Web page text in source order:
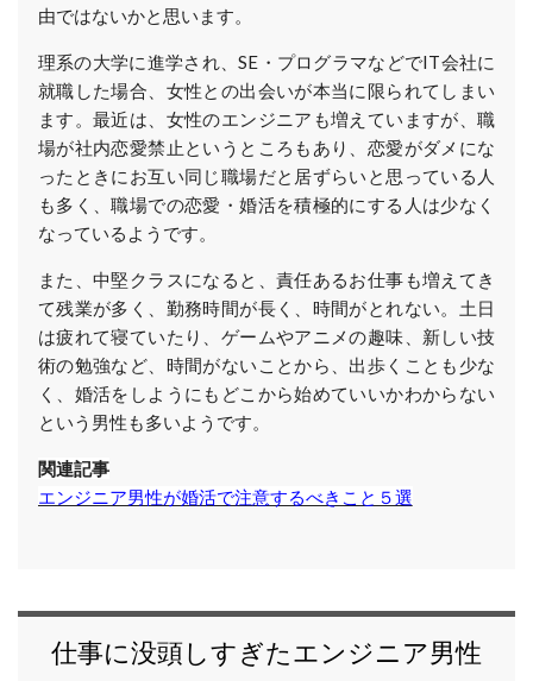
由ではないかと思います。
理系の大学に進学され、SE・プログラマなどでIT会社に
就職した場合、女性との出会いが本当に限られてしまい
ます。最近は、女性のエンジニアも増えていますが、職
場が社内恋愛禁止というところもあり、恋愛がダメにな
ったときにお互い同じ職場だと居ずらいと思っている人
も多く、職場での恋愛・婚活を積極的にする人は少なく
なっているようです。
また、中堅クラスになると、責任あるお仕事も増えてき
て残業が多く、勤務時間が長く、時間がとれない。土日
は疲れて寝ていたり、ゲームやアニメの趣味、新しい技
術の勉強など、時間がないことから、出歩くことも少な
く、婚活をしようにもどこから始めていいかわからない
という男性も多いようです。
関連記事
エンジニア男性が婚活で注意するべきこと５選
仕事に没頭しすぎたエンジニア男性